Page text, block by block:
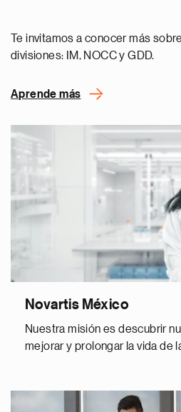
Te invitamos a conocer más
divisiones: IM, NOCC y GDD.
Aprende más
Novartis México
Nuestra misión es descubrir
mejorar y prolongar la vida de